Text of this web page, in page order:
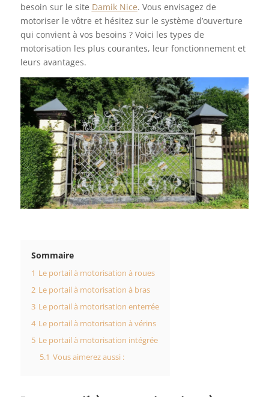
besoin sur le site Damik Nice. Vous envisagez de
motoriser le vôtre et hésitez sur le système d’ouverture
qui convient à vos besoins ? Voici les types de
motorisation les plus courantes, leur fonctionnement et
leurs avantages.
Sommaire
1 Le portail à motorisation à roues
2 Le portail à motorisation à bras
3 Le portail à motorisation enterrée
4 Le portail à motorisation à vérins
5 Le portail à motorisation intégrée
5.1 Vous aimerez aussi :